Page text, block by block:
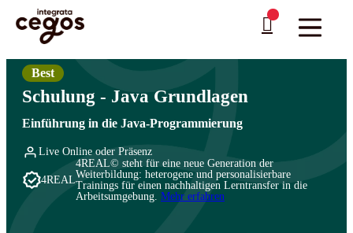
Skip to main content
Sie sind hier:Startseite
Professionelle Weiterbildung & Schulungen in Deutschland
>Programmiersprachen
Best
Schulung - Java Grundlagen
Einführung in die Java-Programmierung
Live Online oder Präsenz
4REAL
4REAL© steht für eine neue Generation der
Weiterbildung: heterogene und personalisierbare
Trainings für einen nachhaltigen Lerntransfer in die
Arbeitsumgebung. Mehr erfahren